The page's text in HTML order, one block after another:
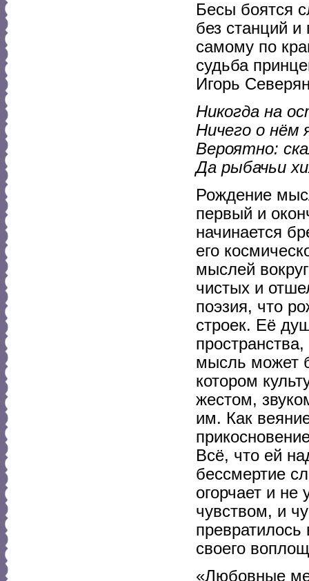
Бесы боятся
без станций
самому по
судьба
Игорь
Никогда на
Ничего о нём
Вероятно:
Да рыбачьи
Рождение
первый и
начинается
его
мыслей
чистых и
поэзия, что
строек. Её
мысль может
котором
жестом,
им. Как
Всё, что ей
бессмертие
огорчает и не
чувством, и
своего
«Любовные